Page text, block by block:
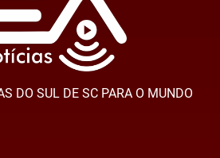
DO SUL DE SC PARA O MUNDO